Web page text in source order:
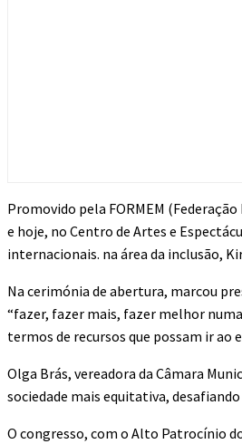
Promovido pela FORMEM
e hoje, no Centro de Artes e
internacionais. na área da inclusão,
Na cerimónia de abertura, marcou
“fazer, fazer mais, fazer melhor
termos de recursos que possam ir ao
Olga Brás, vereadora da Câmara
sociedade mais equitativa,
O congresso, com o Alto Patrocínio